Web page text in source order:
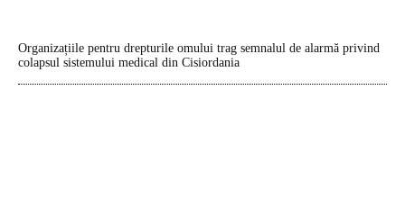
Organizațiile pentru drepturile omului trag semnalul de alarmă privind
colapsul sistemului medical din Cisiordania